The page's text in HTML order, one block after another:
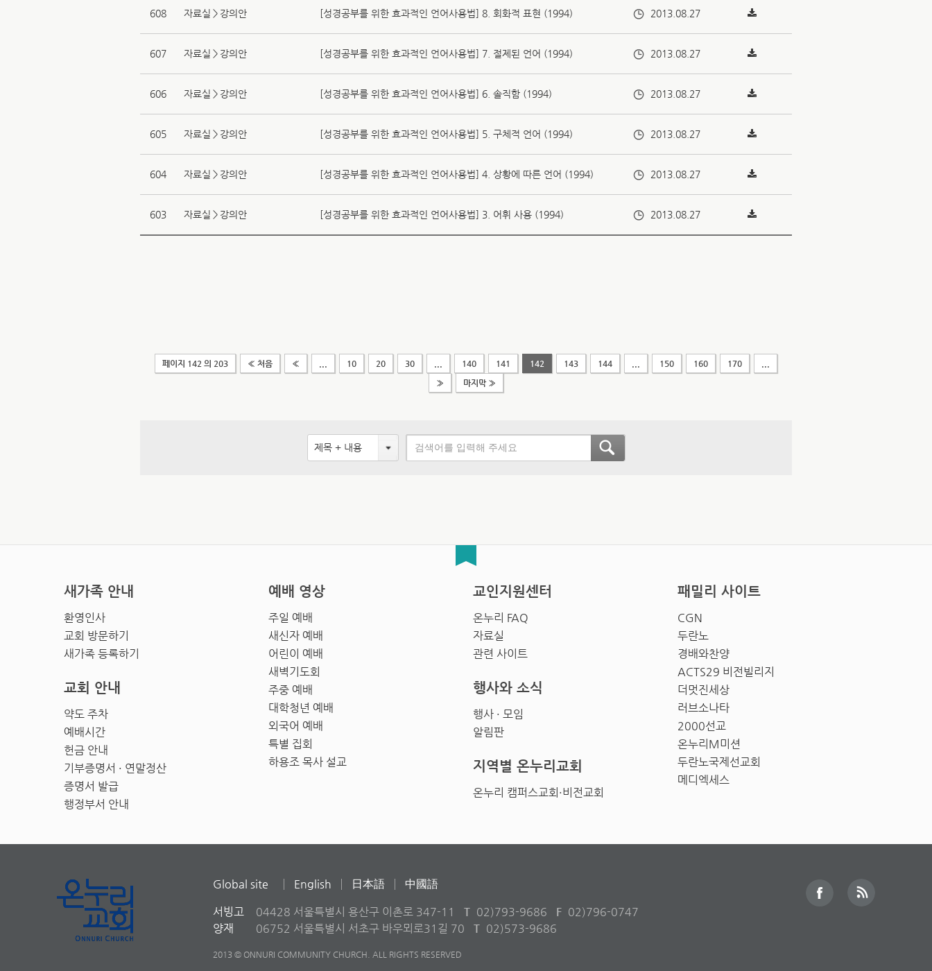
608 자료실＞강의안 [성경공부를 위한 효과적인 언어사용법] 8. 회화적 표현 (1994) 2013.08.27
607 자료실＞강의안 [성경공부를 위한 효과적인 언어사용법] 7. 절제된 언어 (1994) 2013.08.27
606 자료실＞강의안 [성경공부를 위한 효과적인 언어사용법] 6. 솔직함 (1994) 2013.08.27
605 자료실＞강의안 [성경공부를 위한 효과적인 언어사용법] 5. 구체적 언어 (1994) 2013.08.27
604 자료실＞강의안 [성경공부를 위한 효과적인 언어사용법] 4. 상황에 따른 언어 (1994) 2013.08.27
603 자료실＞강의안 [성경공부를 위한 효과적인 언어사용법] 3. 어휘 사용 (1994) 2013.08.27
페이지 142 의 203 « 처음 « 10 20 30 140 141 142 143 144 150 160 170
»
마지막 »
제목 + 내용
새가족 안내
환영인사
교회 방문하기
새가족 등록하기
예배 영상
주일 예배
새신자 예배
어린이 예배
새벽기도회
주중 예배
대학청년 예배
외국어 예배
특별 집회
하용조 목사 설교
교인지원센터
온누리 FAQ
자료실
관련 사이트
패밀리 사이트
CGN
두란노
경배와찬양
ACTS29 비전빌리지
더멋진세상
러브소나타
2000선교
온누리M미션
두란노국제선교회
메디엑세스
교회 안내
약도 주차
예배시간
헌금 안내
기부증명서 · 연말정산
증명서 발급
행정부서 안내
행사와 소식
행사 · 모임
알림판
지역별 온누리교회
온누리 캠퍼스교회·비전교회
Global site English 日本語 中國語
서빙고 04428 서울특별시 용산구 이촌로 347-11 T 02)793-9686 F 02)796-0747
양재
06752 서울특별시 서초구 바우뫼로31길 70 T 02)573-9686
2013 © ONNURI COMMUNITY CHURCH. ALL RIGHTS RESERVED